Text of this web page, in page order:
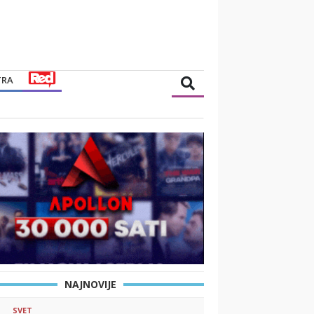
NAJNOVIJE
SVET